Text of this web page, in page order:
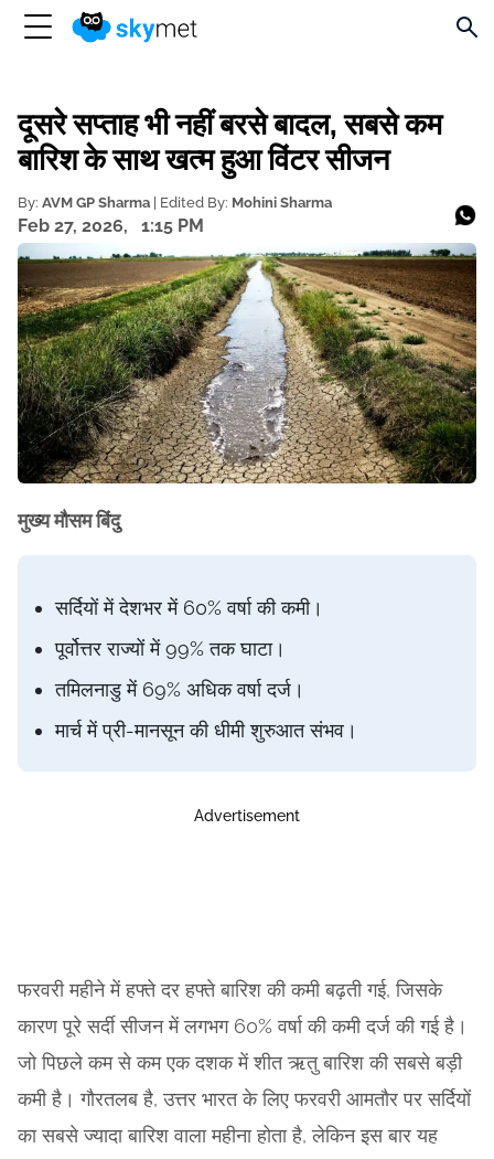
दूसरे सप्ताह भी नहीं बरसे बादल, सबसे कम
बारिश के साथ खत्म हुआ विंटर सीजन
By: AVM GP Sharma | Edited By: Mohini Sharma
Feb 27, 2026, 1:15 PM
मुख्य मौसम बिंदु
सर्दियों में देशभर में 60% वर्षा की कमी।
पूर्वोत्तर राज्यों में 99% तक घाटा।
तमिलनाडु में 69% अधिक वर्षा दर्ज।
मार्च में प्री-मानसून की धीमी शुरुआत संभव।
Advertisement
फरवरी महीने में हफ्ते दर हफ्ते बारिश की कमी बढ़ती गई, जिसके
कारण पूरे सर्दी सीजन में लगभग 60% वर्षा की कमी दर्ज की गई है।
जो पिछले कम से कम एक दशक में शीत ऋतु बारिश की सबसे बड़ी
कमी है। गौरतलब है, उत्तर भारत के लिए फरवरी आमतौर पर सर्दियों
का सबसे ज्यादा बारिश वाला महीना होता है, लेकिन इस बार यह